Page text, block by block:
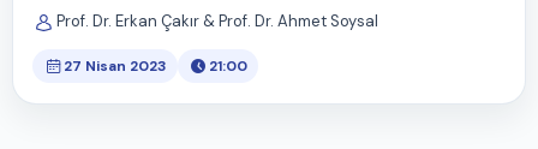
Prof. Dr. Erkan Çakır & Prof. Dr. Ahmet Soysal
27 Nisan 2023 21:00